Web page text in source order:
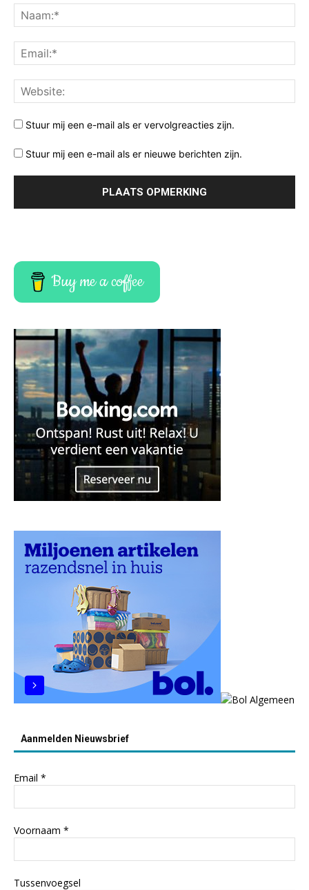
Stuur mij een e-mail als er vervolgreacties zijn.
Stuur mij een e-mail als er nieuwe berichten zijn.
Buy me a coffee
Aanmelden Nieuwsbrief
Email *
Voornaam *
Tussenvoegsel